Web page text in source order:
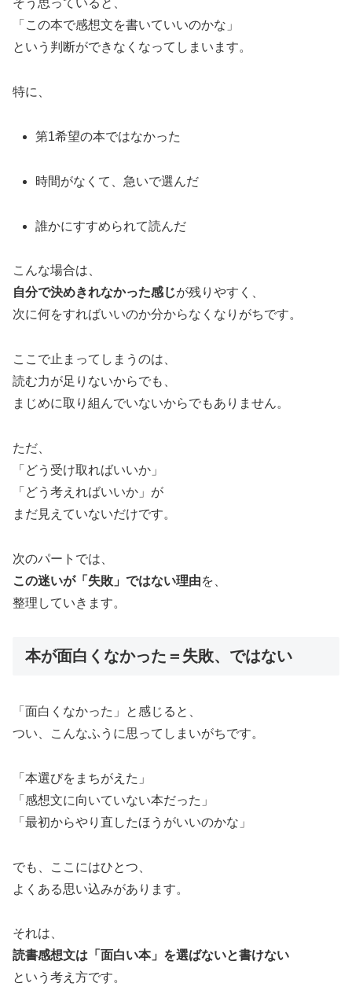
そう思っていると、
「この本で感想文を書いていいのかな」
という判断ができなくなってしまいます。
特に、
第1希望の本ではなかった
時間がなくて、急いで選んだ
誰かにすすめられて読んだ
こんな場合は、
自分で決めきれなかった感じが残りやすく、
次に何をすればいいのか分からなくなりがちです。
ここで止まってしまうのは、
読む力が足りないからでも、
まじめに取り組んでいないからでもありません。
ただ、
「どう受け取ればいいか」
「どう考えればいいか」が
まだ見えていないだけです。
次のパートでは、
この迷いが「失敗」ではない理由を、
整理していきます。
本が面白くなかった＝失敗、ではない
「面白くなかった」と感じると、
つい、こんなふうに思ってしまいがちです。
「本選びをまちがえた」
「感想文に向いていない本だった」
「最初からやり直したほうがいいのかな」
でも、ここにはひとつ、
よくある思い込みがあります。
それは、
読書感想文は「面白い本」を選ばないと書けない
という考え方です。